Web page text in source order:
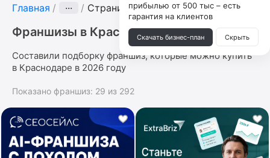
Главная ··· Страница 2
Франшизы в Краснодаре
Составили подборку франшиз, которые можно купить
в Краснодаре в 2026 году
Показано франшиз: 29 из 292
прибылью от 500 тыс – есть
гарантия на клиентов
Скачать бизнес-план Скрыть